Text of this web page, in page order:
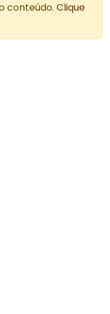
conteúdo. Clique